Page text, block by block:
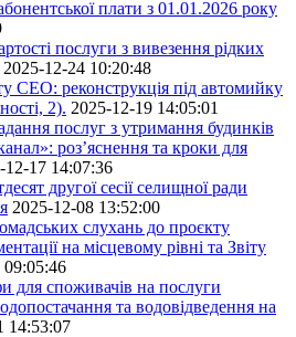
плати з 01.01.2026 року
послуги з вивезення рідких
2025-12-24 10:20:48
СЕО: реконструкція під автомийку
2). 2025-12-19 14:05:01
послуг з утримання будинків
роз’яснення та кроки для
12-17 14:07:36
другої сесії селищної ради
2025-12-08 13:52:00
слухань до проєкту
на місцевому рівні та Звіту
09:05:46
для споживачів на послуги
та водовідведення на
14:53:07